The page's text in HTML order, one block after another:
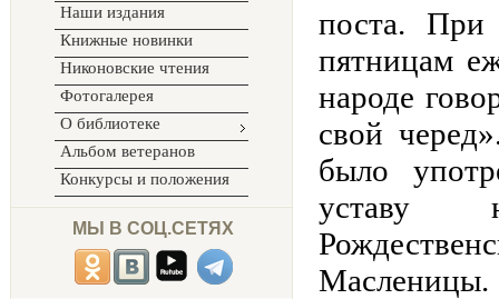
Наши издания
Книжные новинки
Никоновские чтения
Фотогалерея
О библиотеке
Альбом ветеранов
Конкурсы и положения
МЫ В СОЦ.СЕТЯХ
поста. При
пятницам
народе
свой
было
уставу
Масленицы.